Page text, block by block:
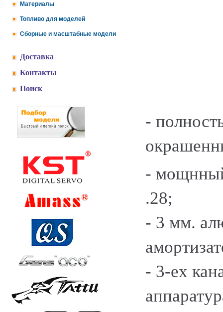
Материалы
Топливо для моделей
Сборные и масштабные модели
Доставка
Контакты
Поиск
-
-
.28;
- 3 мм.
- 3-ех